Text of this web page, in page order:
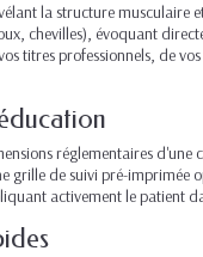
la structure musculaire
chevilles), évoquant
titres professionnels, de
réglementaires
grille de suivi pré-imprimée
activement le patient